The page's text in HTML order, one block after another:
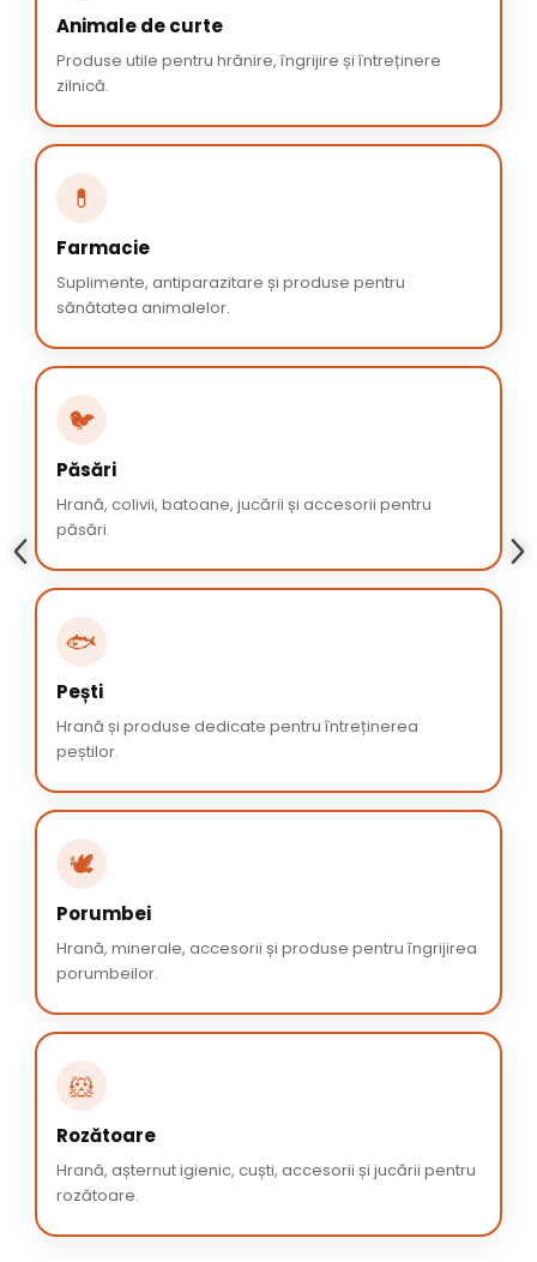
Animale de curte
Produse utile pentru hrănire, îngrijire și întreținere
zilnică.
💊
Farmacie
Suplimente, antiparazitare și produse pentru
sănătatea animalelor.
🐦
Păsări
Hrană, colivii, batoane, jucării și accesorii pentru
păsări.
🐟
Pești
Hrană și produse dedicate pentru întreținerea
peștilor.
🕊️
Porumbei
Hrană, minerale, accesorii și produse pentru îngrijirea
porumbeilor.
🐹
Rozătoare
Hrană, așternut igienic, cuști, accesorii și jucării pentru
rozătoare.